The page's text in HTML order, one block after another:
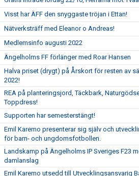
Visst har ÄFF den snyggaste tröjan i Ettan!
Nätverksträff med Eleanor o Andreas!
Medlemsinfo augusti 2022
Ängelholms FF förlänger med Roar Hansen
Halva priset (drygt) på Årskort för resten av
2022!
REA på planteringsjord, Täckbark,
Toppdress!
Supporten har semesterstängt!
Emil Karemo presenterar sig själv och
för barn- och ungdomsfotbollen.
Landskamp på Ängelholms IP Sveriges F23
damlanslag
Emil Karemo utsedd till Utvecklingsansvarig